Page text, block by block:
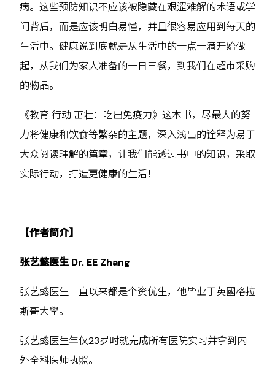
病。这些预防知识不应该被隐藏在艰涩难解的术语或学
问背后，而是应该明白易懂，并且很容易应用到每天的
生活中。健康说到底就是从生活中的一点一滴开始做
起，从我们为家人准备的一日三餐，到我们在超市采购
的物品。
《教育 行动 茁壮：吃出免疫力》这本书，尽最大的努
力将健康和饮食等繁杂的主题，深入浅出的诠释为易于
大众阅读理解的篇章，让我们能透过书中的知识，采取
实际行动，打造更健康的生活！
【作者简介】
张艺懿医生 Dr. EE Zhang
张艺懿医生一直以来都是个资优生，他毕业于英國格拉
斯哥大學。
张艺懿医生年仅23岁时就完成所有医院实习并拿到内
外全科医师执照。